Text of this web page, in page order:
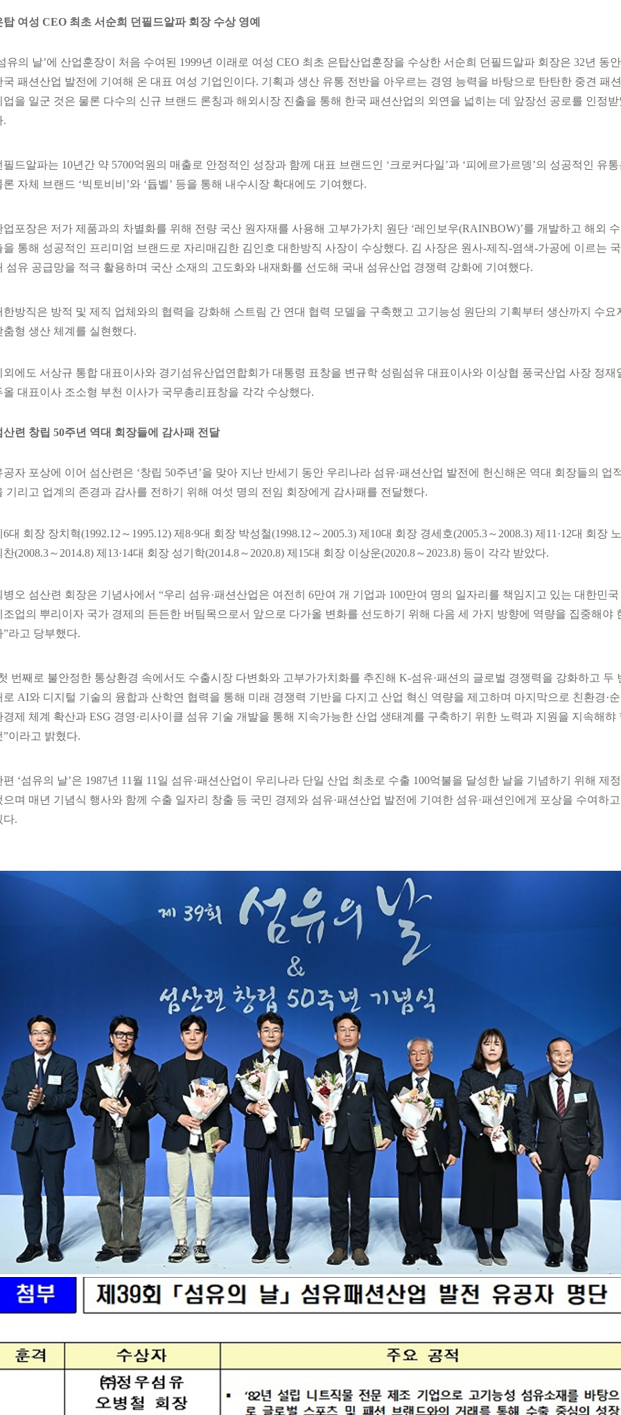
탑 여성 CEO 최초 서순희 던필드알파 회장 수상 영예
유의 날’에 산업훈장이 처음 수여된 1999년 이래로 여성 CEO 최초 은탑산업훈장을 수상한 서순희 던필드알파 회장은 32년 동안
국 패션산업 발전에 기여해 온 대표 여성 기업인이다. 기획과 생산 유통 전반을 아우르는 경영 능력을 바탕으로 탄탄한 중견 패션
업을 일군 것은 물론 다수의 신규 브랜드 론칭과 해외시장 진출을 통해 한국 패션산업의 외연을 넓히는 데 앞장선 공로를 인정받
.
필드알파는 10년간 약 5700억원의 매출로 안정적인 성장과 함께 대표 브랜드인 ‘크로커다일’과 ‘피에르가르뎅’의 성공적인 유
론 자체 브랜드 ‘빅토비비’와 ‘듑벨’ 등을 통해 내수시장 확대에도 기여했다.
업포장은 저가 제품과의 차별화를 위해 전량 국산 원자재를 사용해 고부가가치 원단 ‘레인보우(RAINBOW)’를 개발하고 해외 수
을 통해 성공적인 프리미엄 브랜드로 자리매김한 김인호 대한방직 사장이 수상했다. 김 사장은 원사-제직-염색-가공에 이르는 국
섬유 공급망을 적극 활용하며 국산 소재의 고도화와 내재화를 선도해 국내 섬유산업 경쟁력 강화에 기여했다.
한방직은 방적 및 제직 업체와의 협력을 강화해 스트림 간 연대 협력 모델을 구축했고 고기능성 원단의 기획부터 생산까지 수요
춤형 생산 체계를 실현했다.
외에도 서상규 통합 대표이사와 경기섬유산업연합회가 대통령 표창을 변규학 성림섬유 대표이사와 이상협 풍국산업 사장 정재
올 대표이사 조소형 부천 이사가 국무총리표창을 각각 수상했다.
산련 창립 50주년 역대 회장들에 감사패 전달
공자 포상에 이어 섬산련은 ‘창립 50주년’을 맞아 지난 반세기 동안 우리나라 섬유·패션산업 발전에 헌신해온 역대 회장들의 업
기리고 업계의 존경과 감사를 전하기 위해 여섯 명의 전임 회장에게 감사패를 전달했다.
6대 회장 장치혁(1992.12～1995.12) 제8·9대 회장 박성철(1998.12～2005.3) 제10대 회장 경세호(2005.3～2008.3) 제11·12대 회장 노
찬(2008.3～2014.8) 제13·14대 회장 성기학(2014.8～2020.8) 제15대 회장 이상운(2020.8～2023.8) 등이 각각 받았다.
병오 섬산련 회장은 기념사에서 “우리 섬유·패션산업은 여전히 6만여 개 기업과 100만여 명의 일자리를 책임지고 있는 대한민국
조업의 뿌리이자 국가 경제의 든든한 버팀목으로서 앞으로 다가올 변화를 선도하기 위해 다음 세 가지 방향에 역량을 집중해야
”라고 당부했다.
번째로 불안정한 통상환경 속에서도 수출시장 다변화와 고부가가치화를 추진해 K-섬유·패션의 글로벌 경쟁력을 강화하고 두
로 AI와 디지털 기술의 융합과 산학연 협력을 통해 미래 경쟁력 기반을 다지고 산업 혁신 역량을 제고하며 마지막으로 친환경·순
경제 체계 확산과 ESG 경영·리사이클 섬유 기술 개발을 통해 지속가능한 산업 생태계를 구축하기 위한 노력과 지원을 지속해햐
”이라고 밝혔다.
편 ‘섬유의 날’은 1987년 11월 11일 섬유·패션산업이 우리나라 단일 산업 최초로 수출 100억불을 달성한 날을 기념하기 위해 제정
으며 매년 기념식 행사와 함께 수출 일자리 창출 등 국민 경제와 섬유·패션산업 발전에 기여한 섬유·패션인에게 포상을 수여하고
다.